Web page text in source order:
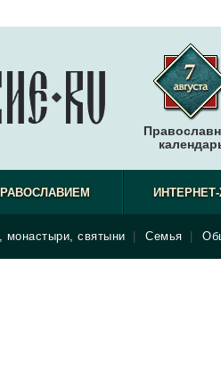
монастыри, святыни Семья